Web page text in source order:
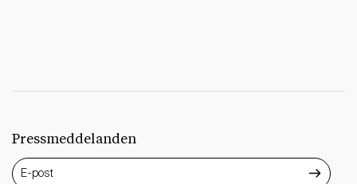
Pressmeddelanden